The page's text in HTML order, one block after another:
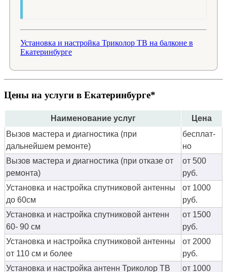
Установка и настройка Триколор ТВ на балконе в
Екатеринбурге
Цены на услуги в Екатеринбурге*
Наименование услуг
Цена
Вызов мастера и диагностика (при
дальнейшем ремонте)
бес­плат­
но
Вызов мастера и диагностика (при отказе от
ремонта)
от 500
руб.
Установка и настройка спутниковой антенны
до 60см
от 1000
руб.
Установка и настройка спутниковой антенн
60- 90 см
от 1500
руб.
Установка и настройка спутниковой антенны
от 110 см и более
от 2000
руб.
Установка и настройка антенн Триколор ТВ
от 1000